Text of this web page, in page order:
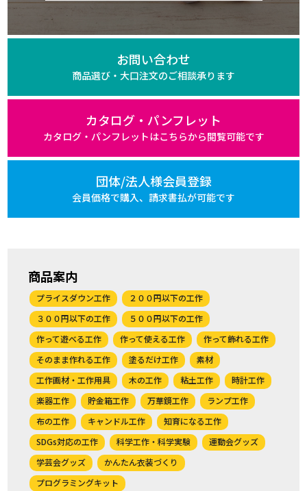
お問い合わせ
商品選び・大口注文のご相談承ります
カタログ・パンフレット
カタログ・パンフレットはこちらから閲覧可能です
団体/法人様会員登録
会員価格で購入、 請求書払が可能です
商品案内
プライスダウン工作
２００円以下の工作
３００円以下の工作
５００円以下の工作
作って遊べる工作
作って使える工作
作って飾れる工作
そのまま作れる工作
塗るだけ工作
素材
工作画材・工作用具
木の工作 粘土工作
時計工作
楽器工作
貯金箱工作 万華鏡工作
ランプ工作
布の工作
キャンドル工作
知育になる工作
SDGs対応の工作
科学工作・科学実験
運動会グッズ
学芸会グッズ
かんたん衣装づくり
プログラミングキット